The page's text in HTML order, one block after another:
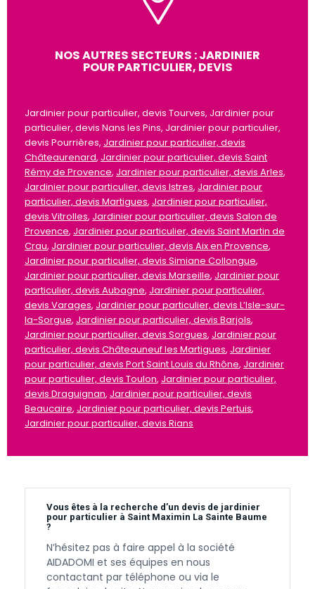
NOS AUTRES SECTEURS : JARDINIER
POUR PARTICULIER, DEVIS
Jardinier pour particulier, devis Tourves, Jardinier pour
particulier, devis Nans les Pins, Jardinier pour particulier,
devis Pourrières, Jardinier pour particulier, devis
Châteaurenard, Jardinier pour particulier, devis Saint
Rémy de Provence, Jardinier pour particulier, devis Arles,
Jardinier pour particulier, devis Istres, Jardinier pour
particulier, devis Martigues, Jardinier pour particulier,
devis Vitrolles, Jardinier pour particulier, devis Salon de
Provence, Jardinier pour particulier, devis Saint Martin de
Crau, Jardinier pour particulier, devis Aix en Provence,
Jardinier pour particulier, devis Simiane Collongue,
Jardinier pour particulier, devis Marseille, Jardinier pour
particulier, devis Aubagne, Jardinier pour particulier,
devis Varages, Jardinier pour particulier, devis L’Isle-sur-
la-Sorgue, Jardinier pour particulier, devis Barjols,
Jardinier pour particulier, devis Sorgues, Jardinier pour
particulier, devis Châteauneuf les Martigues, Jardinier
pour particulier, devis Port Saint Louis du Rhône, Jardinier
pour particulier, devis Toulon, Jardinier pour particulier,
devis Draguignan, Jardinier pour particulier, devis
Beaucaire, Jardinier pour particulier, devis Pertuis,
Jardinier pour particulier, devis Rians
Vous êtes à la recherche d’un devis de jardinier
pour particulier à Saint Maximin La Sainte Baume
?
N’hésitez pas à faire appel à la société
AIDADOMI et ses équipes en nous
contactant par téléphone ou via le